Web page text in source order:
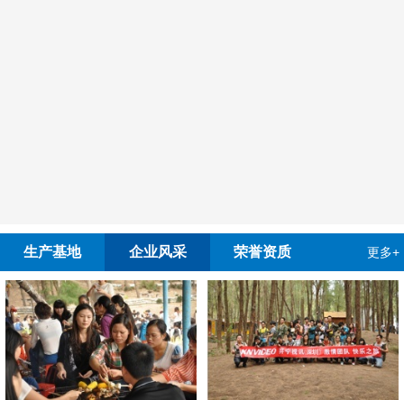
生产基地 企业风采 荣誉资质 更多+